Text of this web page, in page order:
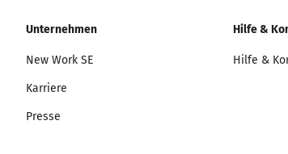
Unternehmen
New Work SE
Karriere
Presse
Hilfe &
Hilfe &